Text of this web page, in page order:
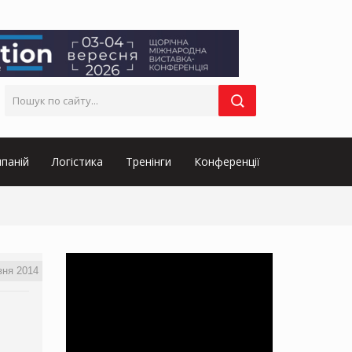
Логістика Тренінги Конференції
2014